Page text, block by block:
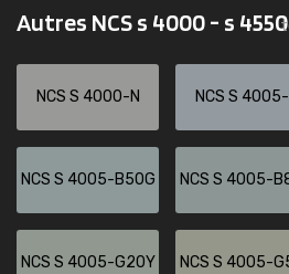
Autres NCS s 4000 - s
NCS S 4000-N NCS S
NCS S 4005-B50G NCS S 4005-
NCS S 4005-G20Y NCS S 4005-